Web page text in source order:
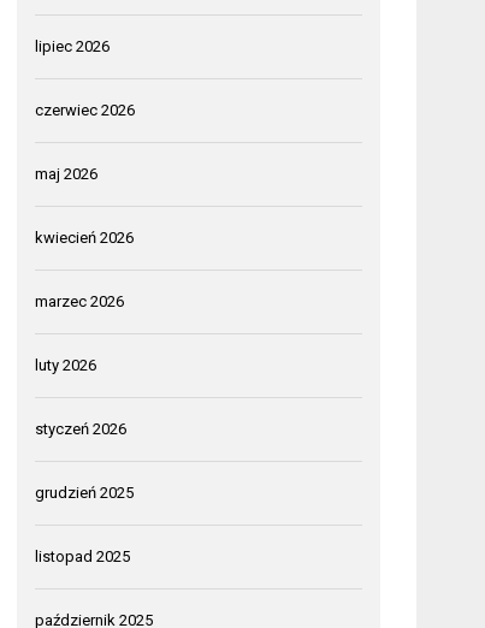
lipiec 2026
czerwiec 2026
maj 2026
kwiecień 2026
marzec 2026
luty 2026
styczeń 2026
grudzień 2025
listopad 2025
październik 2025